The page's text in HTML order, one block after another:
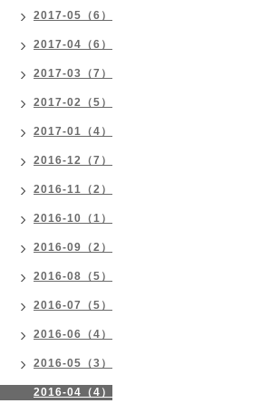
2017-05（6）
2017-04（6）
2017-03（7）
2017-02（5）
2017-01（4）
2016-12（7）
2016-11（2）
2016-10（1）
2016-09（2）
2016-08（5）
2016-07（5）
2016-06（4）
2016-05（3）
2016-04（4）